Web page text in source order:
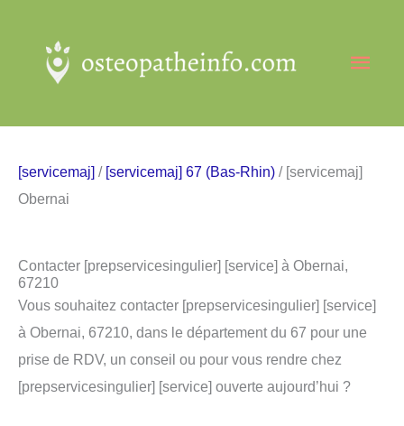
contenu
[servicemaj] / [servicemaj] 67 (Bas-Rhin) / [servicemaj]
Obernai
Contacter [prepservicesingulier] [service] à Obernai,
67210
Vous souhaitez contacter [prepservicesingulier] [service]
à Obernai, 67210, dans le département du 67 pour une
prise de RDV, un conseil ou pour vous rendre chez
[prepservicesingulier] [service] ouverte aujourd’hui ?